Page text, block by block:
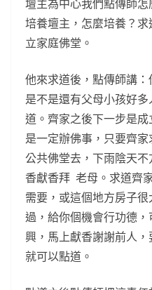
壇主為中心我們點傳師
培養壇主，怎麼培養？
立家庭佛堂。
他來求道後，點傳師講
是不是還有父母小孩好
道。齊家之後下一步是
是一定辦佛事，只要齊
公共佛堂去，下雨陰天
香獻香拜 老母。求道齊
需要，或這個地方房子
過，給你個機會行功德
興，馬上獻香謝謝前人
就可以點道。